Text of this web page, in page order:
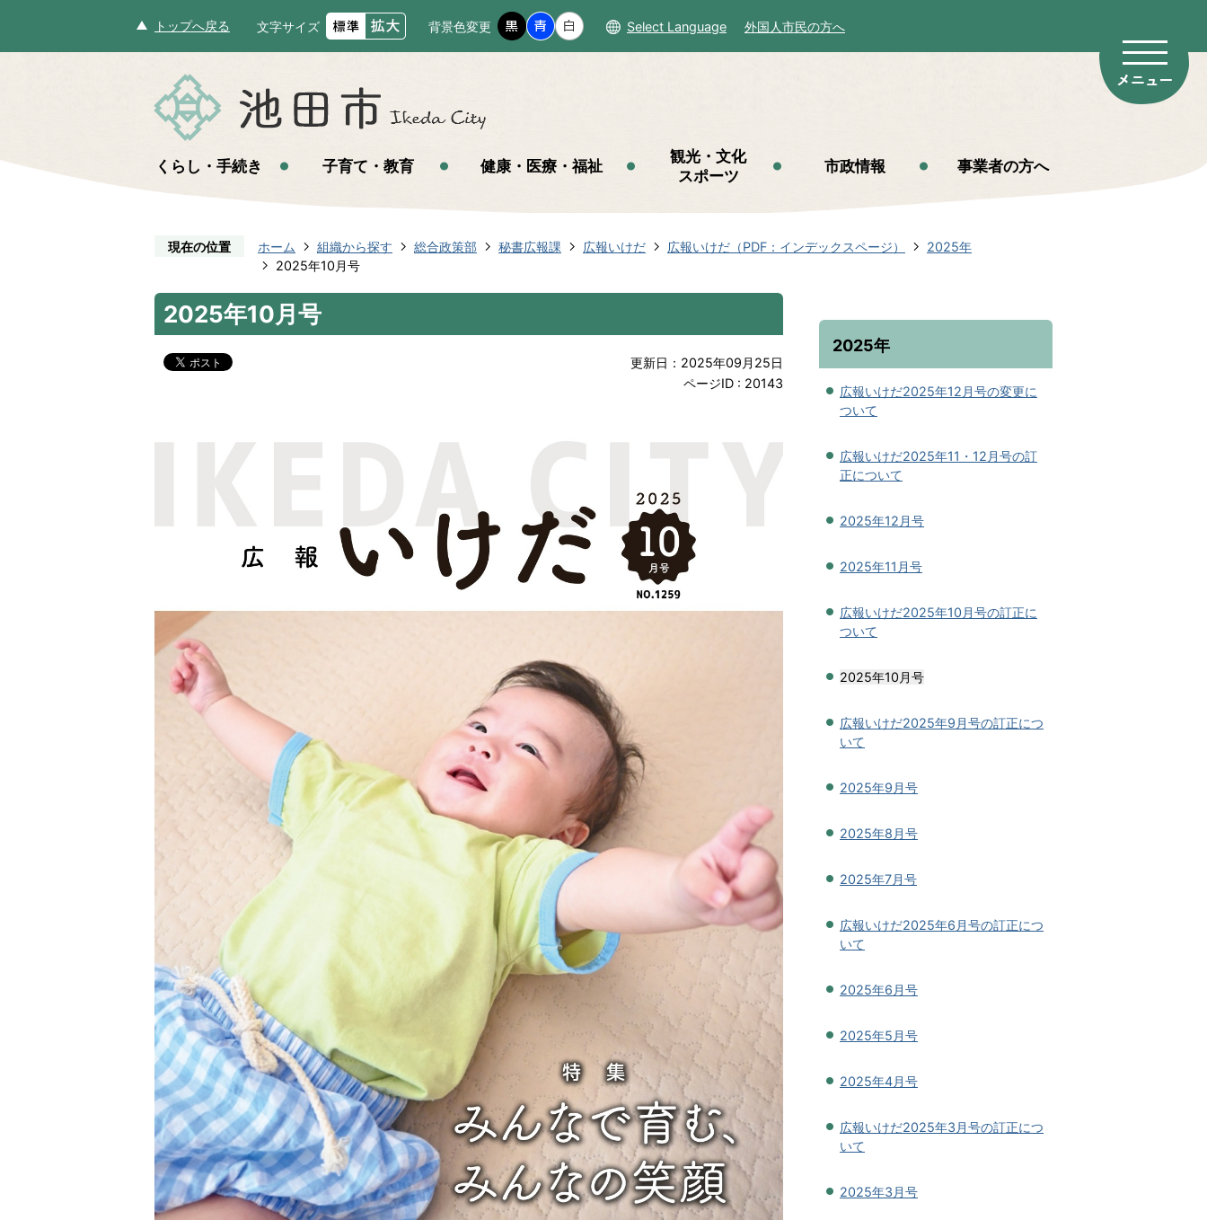
トップへ戻る 文字サイズ 背景色変更 Select Language 外国人市民の方へ
くらし・手続き 子育て・教育 健康・医療・福祉
観光・文化
スポーツ
市政情報 事業者の方へ
現在の位置 ホーム 組織から探す 総合政策部 秘書広報課 広報いけだ 広報いけだ（PDF：インデックスページ）
2025年
2025年10月号
2025年10月号
更新日：2025年09月25日
ページID : 20143
2025年
広報いけだ2025年12月号の変更に
ついて
広報いけだ2025年11・12月号の訂
正について
2025年12月号
2025年11月号
広報いけだ2025年10月号の訂正に
ついて
2025年10月号
広報いけだ2025年9月号の訂正につ
いて
2025年9月号
2025年8月号
2025年7月号
広報いけだ2025年6月号の訂正につ
いて
2025年6月号
2025年5月号
2025年4月号
広報いけだ2025年3月号の訂正につ
いて
2025年3月号